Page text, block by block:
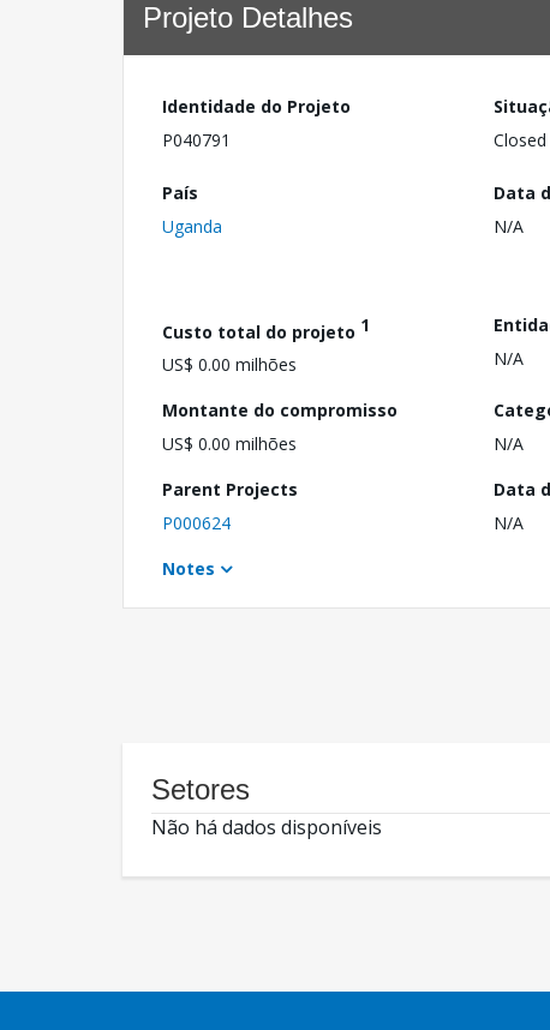
Projeto Detalhes
Identidade do Projeto
P040791
Closed
País
Uganda
Data
N/A
Custo total do projeto 1
US$ 0.00 milhões
N/A
Montante do compromisso
US$ 0.00 milhões
N/A
Parent Projects
P000624
Data
N/A
Notes
Setores
Não há dados disponíveis